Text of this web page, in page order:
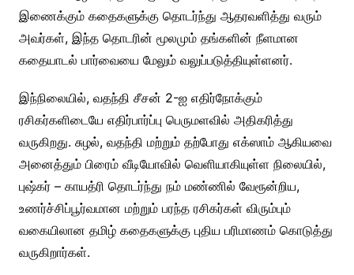
இணைக்கும் கதைகளுக்கு தொடர்ந்து ஆதரவளித்து வரும்
அவர்கள், இந்த தொடரின் மூலமும் தங்களின் நீளமான
கதையாடல் பார்வையை மேலும் வலுப்படுத்தியுள்ளனர்.
இந்நிலையில், வதந்தி சீசன் 2-ஐ எதிர்நோக்கும்
ரசிகர்களிடையே எதிர்பார்ப்பு பெருமளவில் அதிகரித்து
வருகிறது. சுழல், வதந்தி மற்றும் தற்போது எக்ஸாம் ஆகியவை
அனைத்தும் பிரைம் வீடியோவில் வெளியாகியுள்ள நிலையில்,
புஷ்கர் – காயத்ரி தொடர்ந்து நம் மண்ணில் வேரூன்றிய,
உணர்ச்சிப்பூர்வமான மற்றும் பரந்த ரசிகர்கள் விரும்பும்
வகையிலான தமிழ் கதைகளுக்கு புதிய பரிமாணம் கொடுத்து
வருகிறார்கள்.